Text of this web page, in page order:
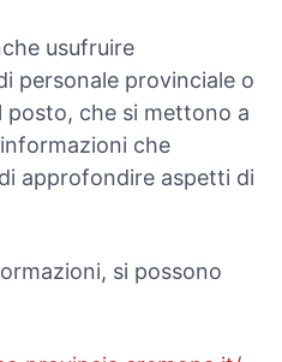
usufruire
personale provinciale o
posto, che si mettono a
che
approfondire aspetti di
si possono